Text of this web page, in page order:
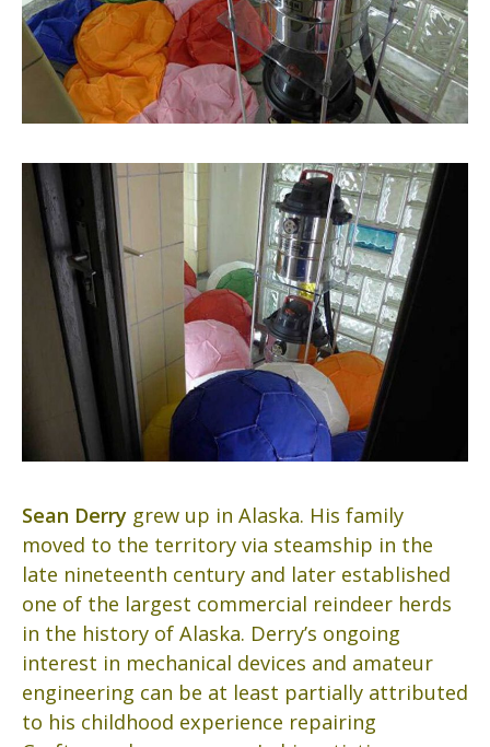
Sean Derry grew up in Alaska. His family
moved to the territory via steamship in the
late nineteenth century and later established
one of the largest commercial reindeer herds
in the history of Alaska. Derry’s ongoing
interest in mechanical devices and amateur
engineering can be at least partially attributed
to his childhood experience repairing